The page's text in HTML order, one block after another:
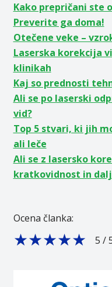
Kako prepričani ste
Preverite ga doma!
Otečene veke –
Laserska korekcija
klinikah
Kaj so prednosti
Ali se po laserski
vid?
Top 5 stvari, ki jih
ali leče
Ali se z lasersko
kratkovidnost in
Ocena članka:
★★★★★ 5 /